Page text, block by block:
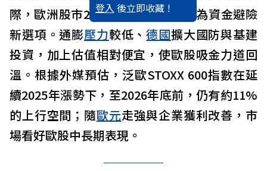
登入 後立即收藏 !
際，歐洲股市2025年異軍突起，成為資金避險
新選項。通膨壓力較低、德國擴大國防與基建
投資，加上估值相對便宜，使歐股吸金力道回
溫。根據外媒預估，泛歐STOXX 600指數在延
續2025年漲勢下，至2026年底前，仍有約11%
的上行空間；隨歐元走強與企業獲利改善，市
場看好歐股中長期表現。